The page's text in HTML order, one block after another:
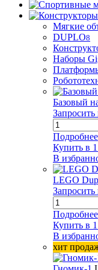
Мягкие
DUPLO8
Наборы
Базовый
Запросить
Подробнее
Купить в
В
LEGO
Запросить
Подробнее
Купить в
В
хит